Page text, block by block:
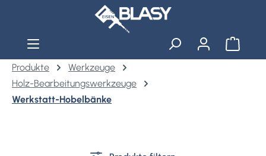
Zum Hauptinhalt springen
Produkte
Werkzeuge
Holz-Bearbeitungswerkzeuge
Werkstatt-Hobelbänke